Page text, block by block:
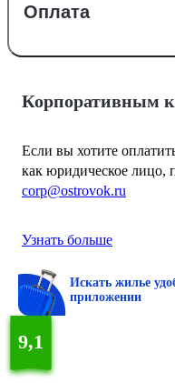
Оплата
Корпоративным
Если вы хотите
как юридическое лицо,
corp@ostrovok.ru
Узнать больше
Искать жилье
приложении
9,1